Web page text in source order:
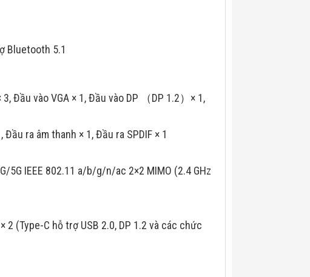
Bluetooth 5.1
Đầu vào VGA × 1, Đầu vào DP （DP 1.2）× 1,
ra âm thanh × 1, Đầu ra SPDIF × 1
5G IEEE 802.11 a/b/g/n/ac 2×2 MIMO (2.4 GHz
2 (Type-C hỗ trợ USB 2.0, DP 1.2 và các chức